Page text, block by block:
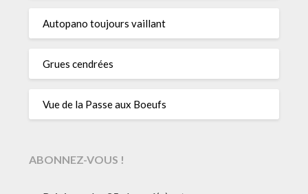
Autopano toujours vaillant
Grues cendrées
Vue de la Passe aux Boeufs
ABONNEZ-VOUS !